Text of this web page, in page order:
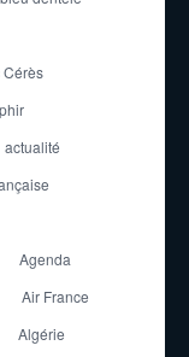
Cérès
actualité
Agenda
Air France
Algérie